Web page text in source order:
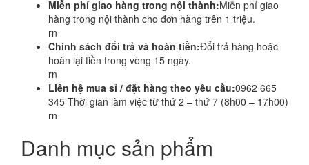
Miễn phí giao hàng trong nội thành:Miễn phí giao
hàng trong nội thành cho đơn hàng trên 1 triệu.
rn
Chính sách đổi trả và hoàn tiền:Đổi trả hàng hoặc
hoàn lại tiền trong vòng 15 ngày.
rn
Liên hệ mua sỉ / đặt hàng theo yêu cầu:0962 665
345 Thời gian làm việc từ thứ 2 – thứ 7 (8h00 – 17h00)
rn
Danh mục sản phẩm